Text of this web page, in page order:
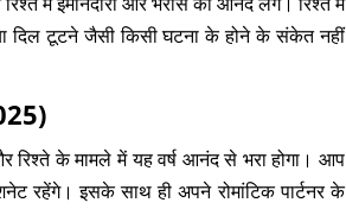
दिल टूटने जैसी किसी घटना के होने के संकेत नहीं
रिश्ते के मामले में यह वर्ष आनंद से भरा होगा। आप
रहेंगे। इसके साथ ही अपने रोमांटिक पार्टनर के